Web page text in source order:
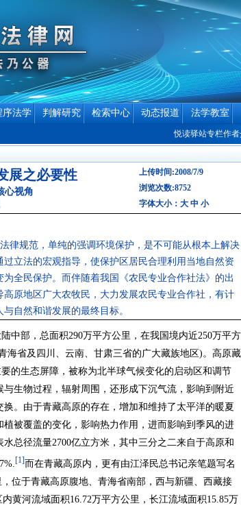
序法学 判解研究 检索中心 动态报道 法学教室
悦读驿站专栏作者介绍
展之必要性
心视角
上传时间:2008/7/9
浏览次数:8752
字体大小： 大 中 小
律规范，单纯的强调环境保护，是不可能从根本上解决
立法的宏观指导，使保护区居民合理利用当地自然资
全民保护。而伴随着我国《农民专业合作社法》的出
原地区广大农牧民，大力发展农民专业合作社，有计
自然和谐发展的最终目标。
中部，总面积290万平方公里，在我国境内近250万平方
海省及四川、云南、甘肃三省的广大藏族地区)。高原藏
的生态屏障，被称为北半球气候变化的启动区和调节
生物过程，辐射周围，还形成下沉气流，影响到附近
。由于青藏高原的存在，增加和维持了太平洋的暖夏
被覆盖的变化，影响热力作用，进而影响到季风的进
总径流量2700亿立方米，其中三分之二来自于高原和
[1]而在青藏高原内，更有由江泽民总书记亲笔题写名
位于青藏高原腹地、青海省南部，西与新疆、西藏接
黄河流域面积16.72万平方公里，长江流域面积15.85万